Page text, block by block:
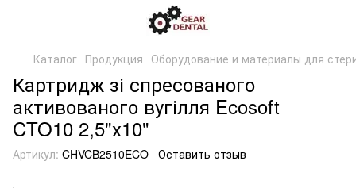
Каталог Продукция Оборудование и материалы для
Картридж зі спресованого
активованого вугілля Ecosoft
CTO10 2,5"х10"
Артикул: CHVCB2510ECO Оставить отзыв